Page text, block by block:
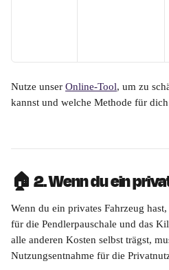
Nutze unser Online-Tool, um zu
kannst und welche Methode für
🏠 2. Wenn du ein
Wenn du ein privates Fahrzeug
für die Pendlerpauschale und das
alle anderen Kosten selbst trägst,
Nutzungsentnahme für die